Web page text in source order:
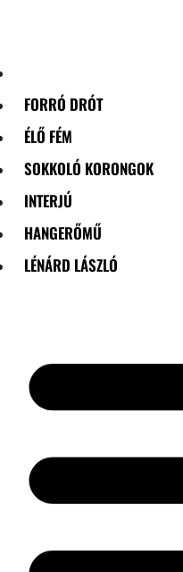
FORRÓ DRÓT
ÉLŐ FÉM
SOKKOLÓ KORONGOK
INTERJÚ
HANGERŐMŰ
LÉNÁRD LÁSZLÓ